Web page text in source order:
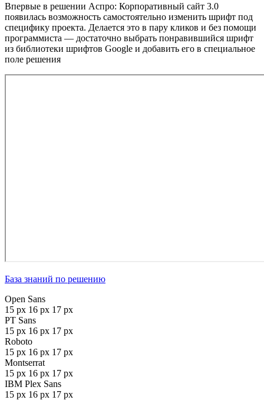
Впервые в решении Аспро: Корпоративный сайт 3.0
появилась возможность самостоятельно изменить шрифт под
специфику проекта. Делается это в пару кликов и без помощи
программиста — достаточно выбрать понравившийся шрифт
из библиотеки шрифтов Google и добавить его в специальное
поле решения
База знаний по решению
Open Sans
15 px 16 px 17 px
PT Sans
15 px 16 px 17 px
Roboto
15 px 16 px 17 px
Montserrat
15 px 16 px 17 px
IBM Plex Sans
15 px 16 px 17 px